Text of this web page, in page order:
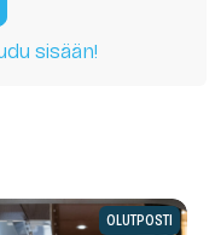
sisään!
OLUTPOSTI